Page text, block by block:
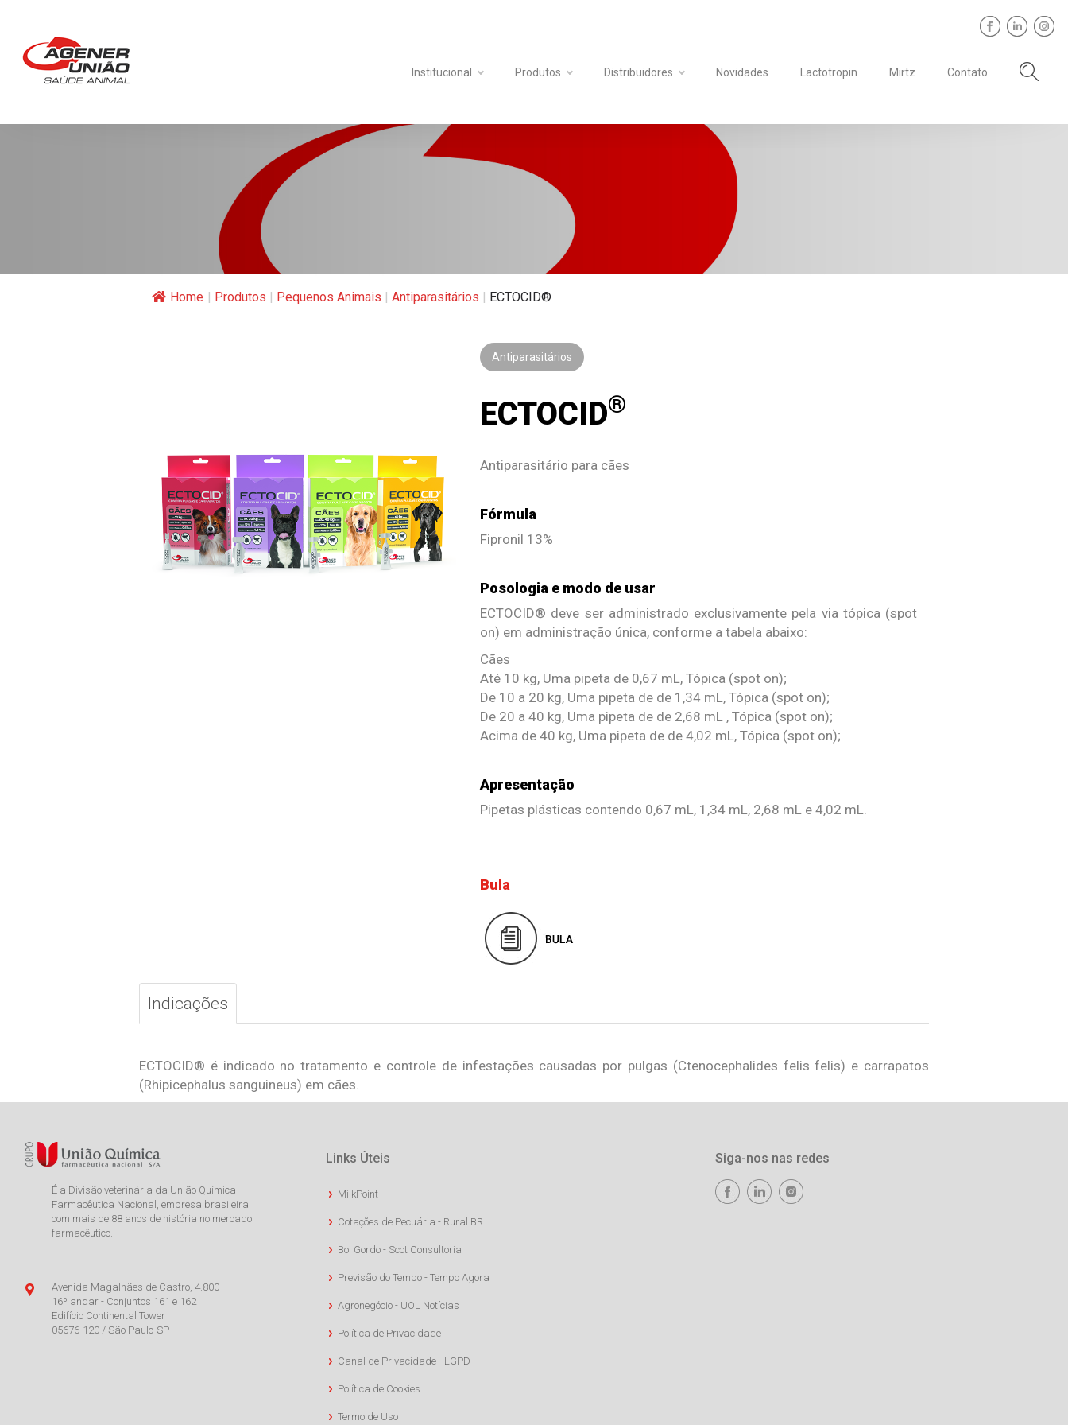
Institucional Produtos Distribuidores Novidades Lactotropin Mirtz Contato
Home | Produtos | Pequenos Animais | Antiparasitários | ECTOCID®
Antiparasitários
ECTOCID®
Antiparasitário para cães
Fórmula
Fipronil 13%
Posologia e modo de usar
ECTOCID® deve ser administrado exclusivamente pela via tópica (spot
on) em administração única, conforme a tabela abaixo:
Cães
Até 10 kg, Uma pipeta de 0,67 mL, Tópica (spot on);
De 10 a 20 kg, Uma pipeta de de 1,34 mL, Tópica (spot on);
De 20 a 40 kg, Uma pipeta de de 2,68 mL , Tópica (spot on);
Acima de 40 kg, Uma pipeta de de 4,02 mL, Tópica (spot on);
Apresentação
Pipetas plásticas contendo 0,67 mL, 1,34 mL, 2,68 mL e 4,02 mL.
Bula
Indicações
ECTOCID® é indicado no tratamento e controle de infestações causadas por pulgas (Ctenocephalides felis felis) e carrapatos
(Rhipicephalus sanguineus) em cães.
É a Divisão veterinária da União Química
Farmacêutica Nacional, empresa brasileira
com mais de 88 anos de história no mercado
farmacêutico.
Avenida Magalhães de Castro, 4.800
16º andar - Conjuntos 161 e 162
Edifício Continental Tower
05676-120 / São Paulo-SP
Links Úteis
MilkPoint
Cotações de Pecuária - Rural BR
Boi Gordo - Scot Consultoria
Previsão do Tempo - Tempo Agora
Agronegócio - UOL Notícias
Política de Privacidade
Canal de Privacidade - LGPD
Política de Cookies
Termo de Uso
Siga-nos nas redes